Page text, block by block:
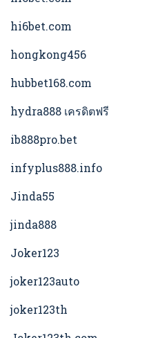
hi6bet.com
hongkong456
hubbet168.com
hydra888 เครดิตฟรี
ib888pro.bet
infyplus888.info
Jinda55
jinda888
Joker123
joker123auto
joker123th